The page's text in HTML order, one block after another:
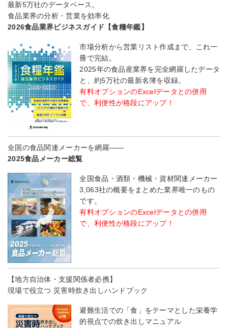
最新5万社のデータベース。
食品業界の分析・営業を効率化
2026食品業界ビジネスガイド【食糧年鑑】
市場分析から営業リスト作成まで、これ一
冊で完結。
2025年の食品産業界を完全網羅したデータ
と、約5万社の最新名簿を収録。
有料オプションのExcelデータとの併用
で、利便性が格段にアップ！
全国の食品関連メーカーを網羅――
2025食品メーカー総覧
全国食品・酒類・機械・資材関連メーカー
3,063社の概要をまとめた業界唯一のもの
です。
有料オプションのExcelデータとの併用
で、利便性が格段にアップ！
【地方自治体・支援関係者必携】
現場で役立つ 災害時炊き出しハンドブック
避難生活での「食」をテーマとした栄養学
的視点での炊き出しマニュアル